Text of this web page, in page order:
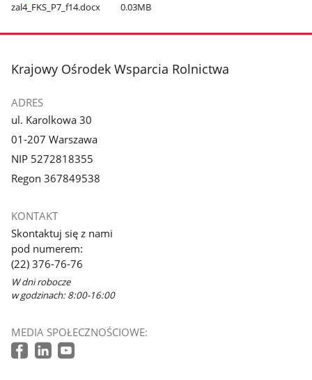
zal4​_FKS​_P7​_f14.docx 0.03MB
stopka
Krajowy Ośrodek Wsparcia Rolnictwa
ADRES
ul. Karolkowa 30
01-207 Warszawa
NIP 5272818355
Regon 367849538
KONTAKT
Skontaktuj się z nami
pod numerem:
(22) 376-76-76
W dni robocze
w godzinach: 8:00-16:00
MEDIA SPOŁECZNOŚCIOWE: